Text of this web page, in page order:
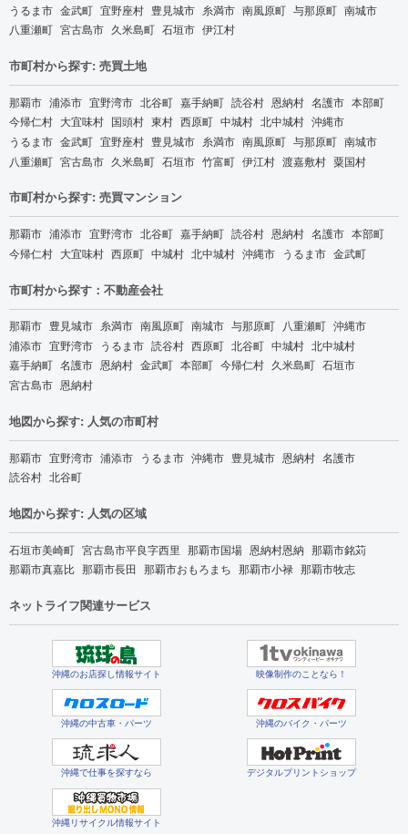
うるま市 金武町 宜野座村 豊見城市 糸満市 南風原町 与那原町 南城市
八重瀬町 宮古島市 久米島町 石垣市 伊江村
市町村から探す: 売買土地
那覇市 浦添市 宜野湾市 北谷町 嘉手納町 読谷村 恩納村 名護市 本部町
今帰仁村 大宜味村 国頭村 東村 西原町 中城村 北中城村 沖縄市
うるま市 金武町 宜野座村 豊見城市 糸満市 南風原町 与那原町 南城市
八重瀬町 宮古島市 久米島町 石垣市 竹富町 伊江村 渡嘉敷村 粟国村
市町村から探す: 売買マンション
那覇市 浦添市 宜野湾市 北谷町 嘉手納町 読谷村 恩納村 名護市 本部町
今帰仁村 大宜味村 西原町 中城村 北中城村 沖縄市 うるま市 金武町
市町村から探す：不動産会社
那覇市 豊見城市 糸満市 南風原町 南城市 与那原町 八重瀬町 沖縄市
浦添市 宜野湾市 うるま市 読谷村 西原町 北谷町 中城村 北中城村
嘉手納町 名護市 恩納村 金武町 本部町 今帰仁村 久米島町 石垣市
宮古島市 恩納村
地図から探す: 人気の市町村
那覇市 宜野湾市 浦添市 うるま市 沖縄市 豊見城市 恩納村 名護市
読谷村 北谷町
地図から探す: 人気の区域
石垣市美崎町 宮古島市平良字西里 那覇市国場 恩納村恩納 那覇市銘苅
那覇市真嘉比 那覇市長田 那覇市おもろまち 那覇市小禄 那覇市牧志
ネットライフ関連サービス
沖縄のお店探し情報サイト 映像制作のことなら！
沖縄の中古車・パーツ 沖縄のバイク・パーツ
沖縄で仕事を探すなら デジタルプリントショップ
沖縄リサイクル情報サイト